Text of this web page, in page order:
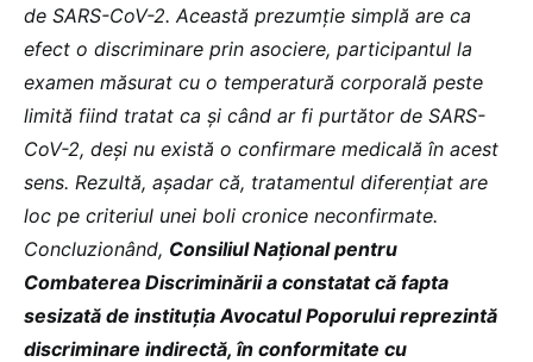
de SARS-CoV-2. Această prezumție simplă are ca
efect o discriminare prin asociere, participantul la
examen măsurat cu o temperatură corporală peste
limită fiind tratat ca și când ar fi purtător de SARS-
CoV-2, deși nu există o confirmare medicală în acest
sens. Rezultă, așadar că, tratamentul diferențiat are
loc pe criteriul unei boli cronice neconfirmate.
Concluzionând, Consiliul Național pentru
Combaterea Discriminării a constatat că fapta
sesizată de instituția Avocatul Poporului reprezintă
discriminare indirectă, în conformitate cu